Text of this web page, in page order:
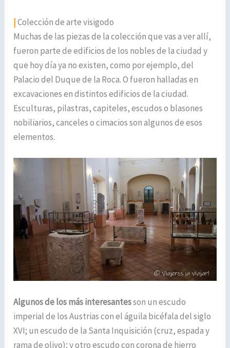
|Colección de arte visigodo
Muchas de las piezas de la colección que vas a ver allí,
fueron parte de edificios de los nobles de la ciudad y
que hoy día ya no existen, como por ejemplo, del
Palacio del Duque de la Roca. O fueron halladas en
excavaciones en distintos edificios de la ciudad.
Esculturas, pilastras, capiteles, escudos o blasones
nobiliarios, canceles o cimacios son algunos de esos
elementos.
Algunos de los más interesantesson un escudo
imperial de los Austrias con el águila bicéfala del siglo
XVI; un escudo de la Santa Inquisición (cruz, espada y
rama de olivo); y otro escudo con corona de hierro